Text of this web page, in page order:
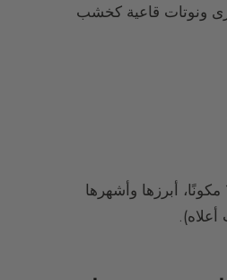
ونوتات قاعية كخشب
يحتوي الفيتيفر على نحو 150 مكونًا، أبرزها وأشهرها
أعلاه).